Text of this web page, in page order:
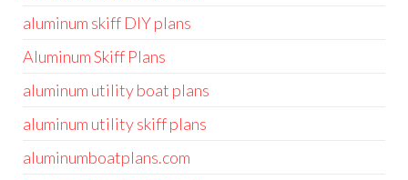
aluminum skiff DIY plans
Aluminum Skiff Plans
aluminum utility boat plans
aluminum utility skiff plans
aluminumboatplans.com